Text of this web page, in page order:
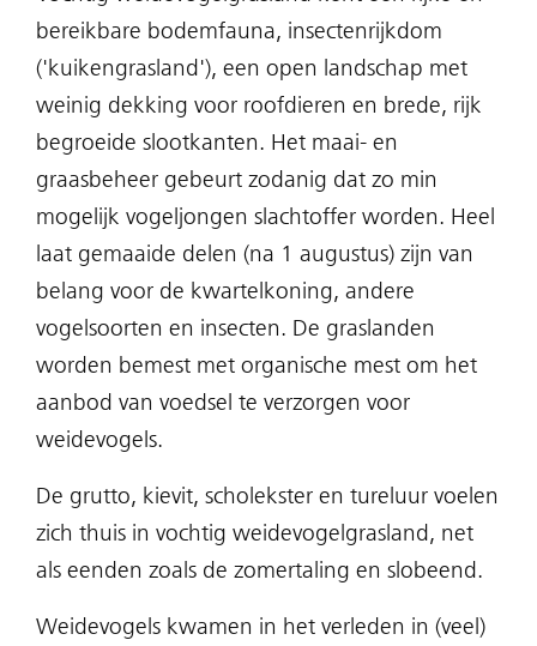
bereikbare bodemfauna, insectenrijkdom
('kuikengrasland'), een open landschap met
weinig dekking voor roofdieren en brede, rijk
begroeide slootkanten. Het maai- en
graasbeheer gebeurt zodanig dat zo min
mogelijk vogeljongen slachtoffer worden. Heel
laat gemaaide delen (na 1 augustus) zijn van
belang voor de kwartelkoning, andere
vogelsoorten en insecten. De graslanden
worden bemest met organische mest om het
aanbod van voedsel te verzorgen voor
weidevogels.
De grutto, kievit, scholekster en tureluur voelen
zich thuis in vochtig weidevogelgrasland, net
als eenden zoals de zomertaling en slobeend.
Weidevogels kwamen in het verleden in (veel)